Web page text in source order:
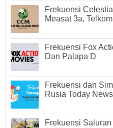
Frekuensi
Measat 3a,
Frekuensi Fox
Dan Palapa D
Frekuensi dan
Rusia Today
Frekuensi